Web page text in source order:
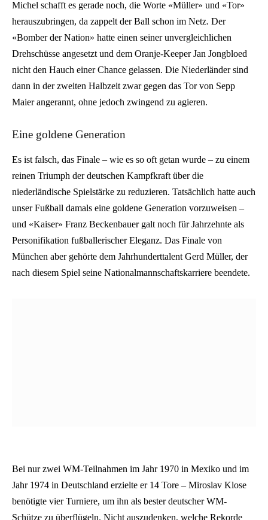
Michel schafft es gerade noch, die Worte «Müller» und «Tor»
herauszubringen, da zappelt der Ball schon im Netz. Der
«Bomber der Nation» hatte einen seiner unvergleichlichen
Drehschüsse angesetzt und dem Oranje-Keeper Jan Jongbloed
nicht den Hauch einer Chance gelassen. Die Niederländer sind
dann in der zweiten Halbzeit zwar gegen das Tor von Sepp
Maier angerannt, ohne jedoch zwingend zu agieren.
Eine goldene Generation
Es ist falsch, das Finale – wie es so oft getan wurde – zu einem
reinen Triumph der deutschen Kampfkraft über die
niederländische Spielstärke zu reduzieren. Tatsächlich hatte auch
unser Fußball damals eine goldene Generation vorzuweisen –
und «Kaiser» Franz Beckenbauer galt noch für Jahrzehnte als
Personifikation fußballerischer Eleganz. Das Finale von
München aber gehörte dem Jahrhunderttalent Gerd Müller, der
nach diesem Spiel seine Nationalmannschaftskarriere beendete.
Bei nur zwei WM-Teilnahmen im Jahr 1970 in Mexiko und im
Jahr 1974 in Deutschland erzielte er 14 Tore – Miroslav Klose
benötigte vier Turniere, um ihn als bester deutscher WM-
Schütze zu überflügeln. Nicht auszudenken, welche Rekorde